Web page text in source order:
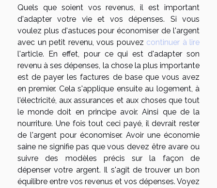
Quels que soient vos revenus, il est important
d'adapter votre vie et vos dépenses. Si vous
voulez plus d'astuces pour économiser de l'argent
avec un petit revenu, vous pouvez continuer à lire
l'article. En effet, pour ce qui est d'adapter son
revenu à ses dépenses, la chose la plus importante
est de payer les factures de base que vous avez
en premier. Cela s'applique ensuite au logement, à
l'électricité, aux assurances et aux choses que tout
le monde doit en principe avoir. Ainsi que de la
nourriture. Une fois tout ceci payé, il devrait rester
de l'argent pour économiser. Avoir une économie
saine ne signifie pas que vous devez être avare ou
suivre des modèles précis sur la façon de
dépenser votre argent. Il s'agit de trouver un bon
équilibre entre vos revenus et vos dépenses. Voyez